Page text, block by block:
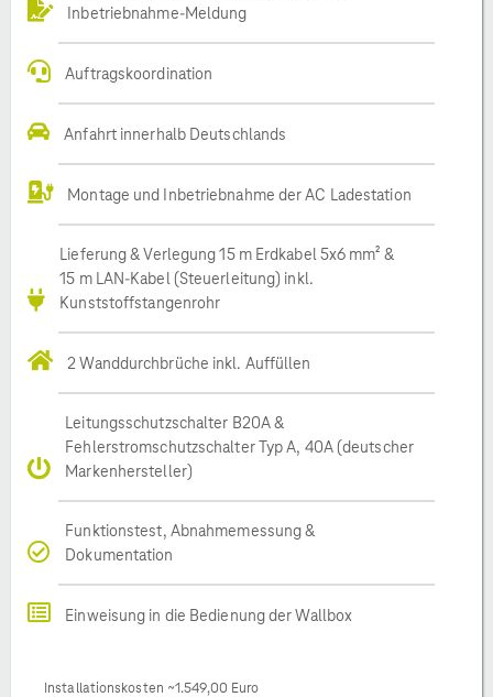
Inbetriebnahme-Meldung
Auftragskoordination
Anfahrt innerhalb Deutschlands
Montage und Inbetriebnahme der AC Ladestation
Lieferung & Verlegung 15 m Erdkabel 5x6 mm² &
15 m LAN-Kabel (Steuerleitung) inkl.
Kunststoffstangenrohr
2 Wanddurchbrüche inkl. Auffüllen
Leitungsschutzschalter B20A &
Fehlerstromschutzschalter Typ A, 40A (deutscher
Markenhersteller)
Funktionstest, Abnahmemessung &
Dokumentation
Einweisung in die Bedienung der Wallbox
Installationskosten ~1.549,00 Euro